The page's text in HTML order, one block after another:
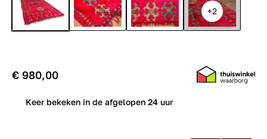
+2
€ 980,00
Keer bekeken in de afgelopen 24 uur